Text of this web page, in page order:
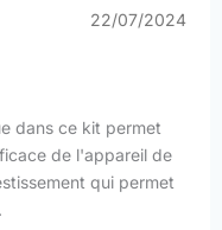
22/07/2024
dans ce kit permet
de l'appareil de
qui permet